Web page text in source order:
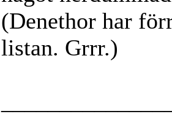
(Denethor har
listan. Grrr.)